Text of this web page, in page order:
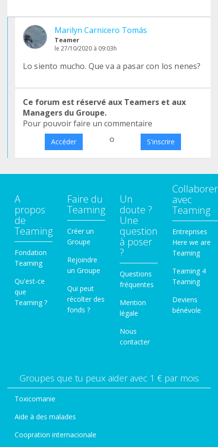
Marilyn Carnicero Tomás
Teamer
le 27/10/2020 à 09:03h
Lo siento mucho. Que va a pasar con los nenes?
Ce forum est réservé aux Teamers et aux
Managers du Groupe.
Pour pouvoir faire un commentaire
Accéder o S'inscrire
A
propos
de
Teaming
Fondation
Teaming
Qu'est-ce
que
Teaming ?
Faire du
Teaming
Créer un
Groupe
Rejoindre
un Groupe
Qui peut
récolter des
fonds ?
Un
doute ?
Une
question
à poser
?
Questions
fréquentes
Mention
légale
Nous
contacter
Collaborer
avec
Teaming
Entreprises
Here we are
Teaming
Teaming 4
Teaming
Deviens
bénévole
Groupes que tu peux aider avec 1 € par mois
Toxicomanie
Aide à des malades
Coopration internacionale